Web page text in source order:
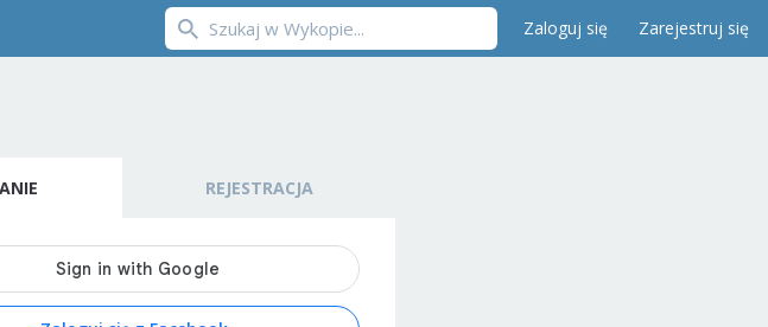
Zaloguj się Zarejestruj się
REJESTRACJA